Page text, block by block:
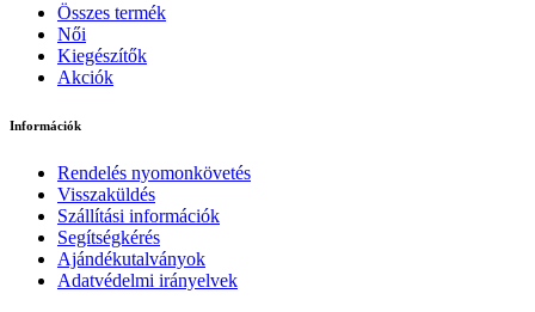
Összes termék
Női
Kiegészítők
Akciók
Információk
Rendelés nyomonkövetés
Visszaküldés
Szállítási információk
Segítségkérés
Ajándékutalványok
Adatvédelmi irányelvek